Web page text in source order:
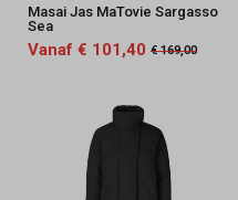
Masai Jas MaTovie Sargasso
Sea
Vanaf € 101,40 € 169,00